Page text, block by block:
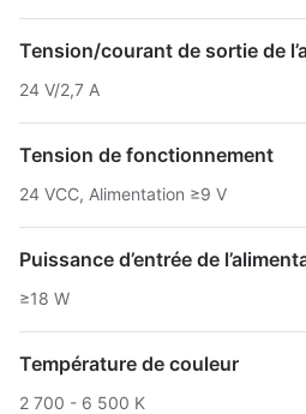
Tension/courant de sortie de
24 V/2,7 A
Tension de fonctionnement
24 VCC, Alimentation ≥9 V
Puissance d’entrée de
≥18 W
Température de couleur
2 700 - 6 500 K